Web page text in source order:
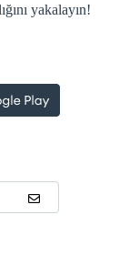
yakalayın!